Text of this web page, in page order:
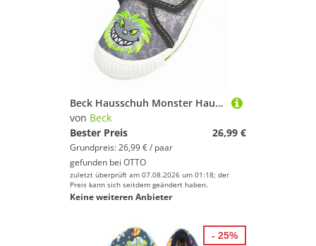
Schlittschuhe von Beck
Beck Hausschuh Monster Hausschuh (atmungsaktive Materialien, für Kindergarten, Schule, Zuhause) mittlere Weite, im Sneaker-Style, herausnehmbare Innensohle aus Leder
von Beck
Bester Preis
26,99 €
Grundpreis: 26,99 € / paar
gefunden bei OTTO
zuletzt überprüft am 07.08.2026 um 01:18; der
Preis kann sich seitdem geändert haben.
Keine weiteren Anbieter
- 25%